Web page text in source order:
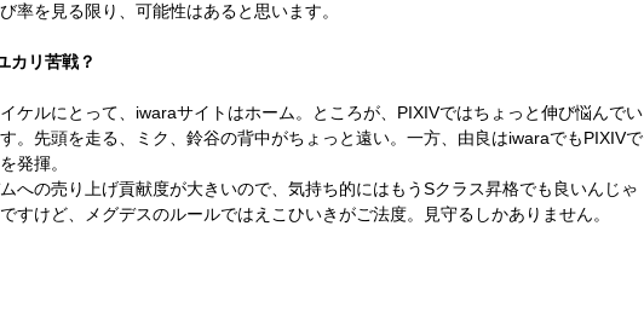
率を見る限り、可能性はあると思います。
カリ苦戦？
ケルにとって、iwaraサイトはホーム。ところが、PIXIVではちょっと伸び悩んでい
。先頭を走る、ミク、鈴谷の背中がちょっと遠い。一方、由良はiwaraでもPIXIVで
発揮。
への売り上げ貢献度が大きいので、気持ち的にはもうSクラス昇格でも良いんじゃ
すけど、メグデスのルールではえこひいきがご法度。見守るしかありません。